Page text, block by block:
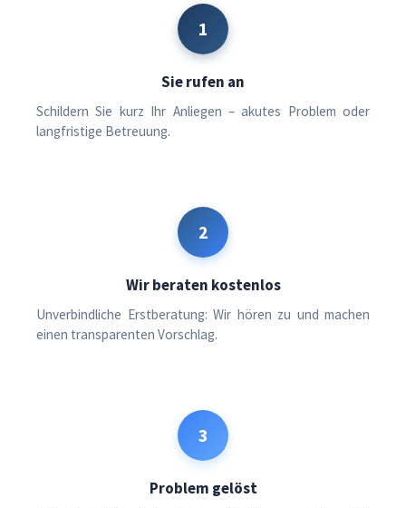
1
Sie rufen an
Schildern Sie kurz Ihr Anliegen – akutes Problem oder
langfristige Betreuung.
2
Wir beraten kostenlos
Unverbindliche Erstberatung: Wir hören zu und machen
einen transparenten Vorschlag.
3
Problem gelöst